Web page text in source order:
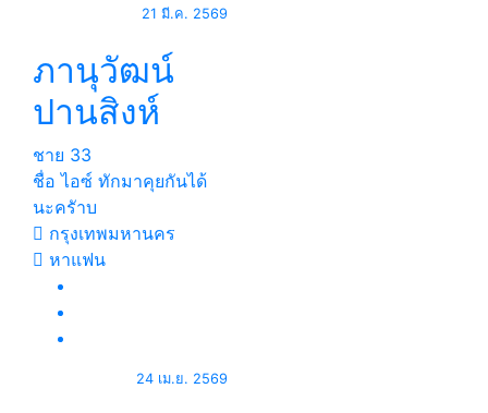
21 มี.ค. 2569
ภานุวัฒน์
ปานสิงห์
ชาย 33
ชื่อ ไอซ์ ทักมาคุยกันได้
นะครัาบ
กรุงเทพมหานคร
หาแฟน
24 เม.ย. 2569